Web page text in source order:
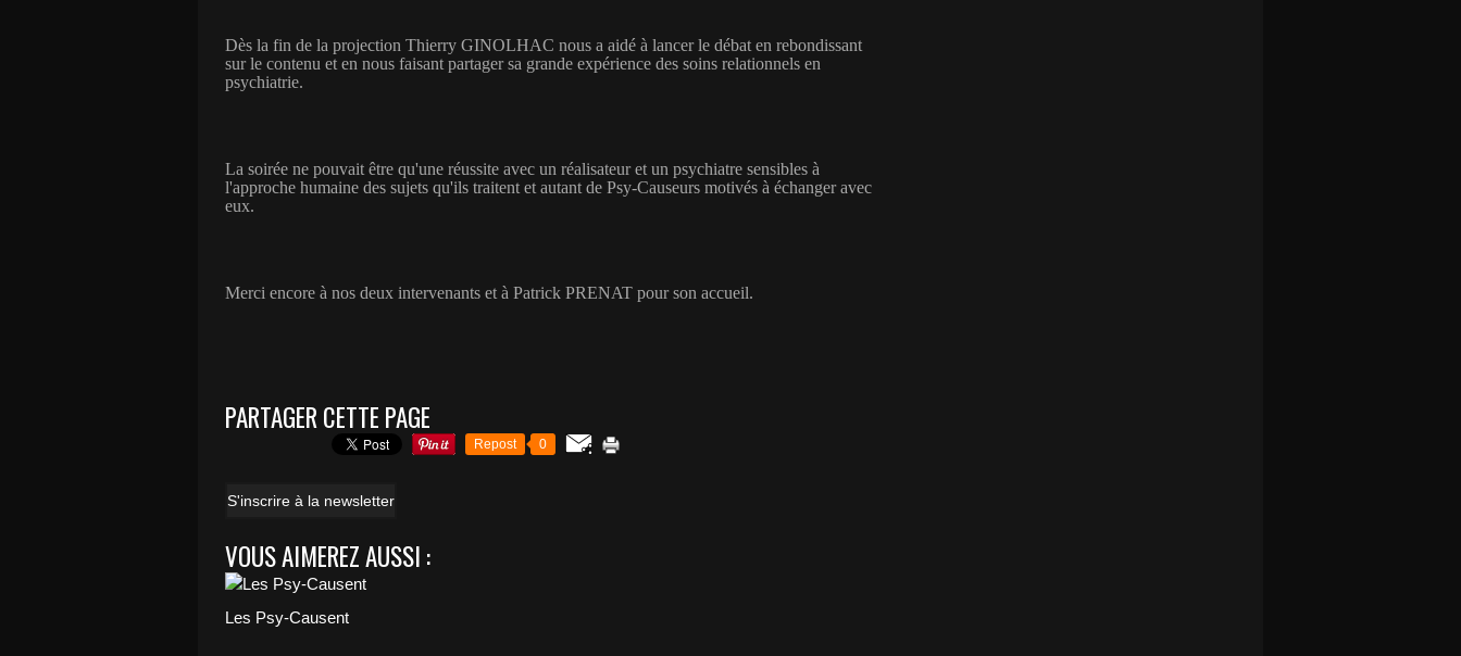
Dès la fin de la projection Thierry GINOLHAC nous a aidé à lancer le débat en rebondissant
sur le contenu et en nous faisant partager sa grande expérience des soins relationnels en
psychiatrie.
La soirée ne pouvait être qu'une réussite avec un réalisateur et un psychiatre sensibles à
l'approche humaine des sujets qu'ils traitent et autant de Psy-Causeurs motivés à échanger avec
eux.
Merci encore à nos deux intervenants et à Patrick PRENAT pour son accueil.
PARTAGER CETTE PAGE
Repost 0
S'inscrire à la newsletter
VOUS AIMEREZ AUSSI :
Les Psy-Causent